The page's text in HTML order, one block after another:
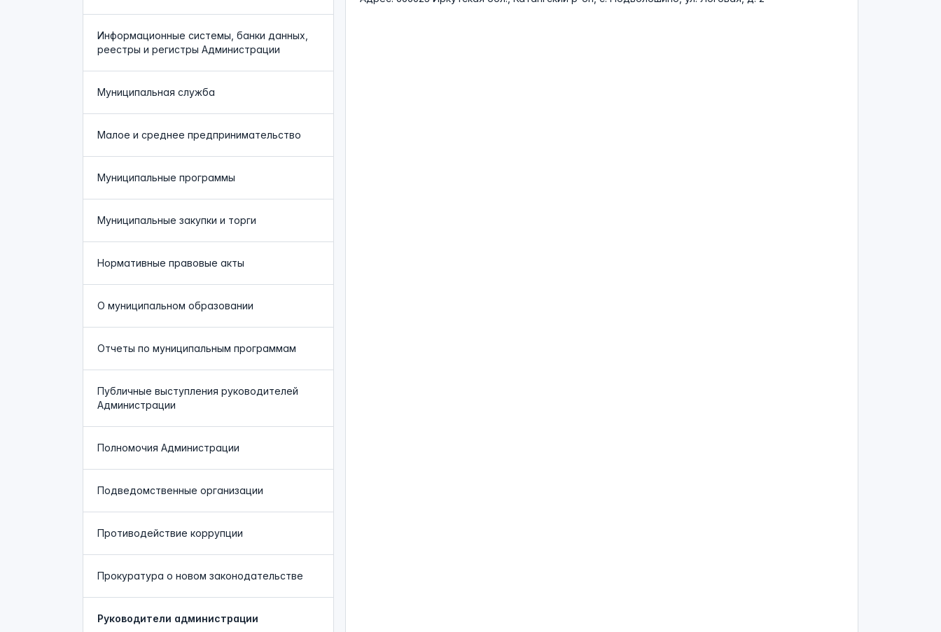
Информационные системы, банки данных,
реестры и регистры Администрации
Муниципальная служба
Малое и среднее предпринимательство
Муниципальные программы
Муниципальные закупки и торги
Нормативные правовые акты
О муниципальном образовании
Отчеты по муниципальным программам
Публичные выступления руководителей
Администрации
Полномочия Администрации
Подведомственные организации
Противодействие коррупции
Прокуратура о новом законодательстве
Руководители администрации